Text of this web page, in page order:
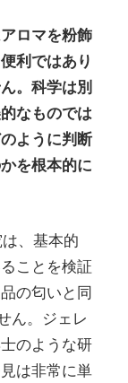
ロマを粉飾
利ではあり
。科学は別
なものでは
ように判断
を根本的に
は、基本的
ことを検証
の匂いと同
ん。ジェレ
のような研
は非常に単